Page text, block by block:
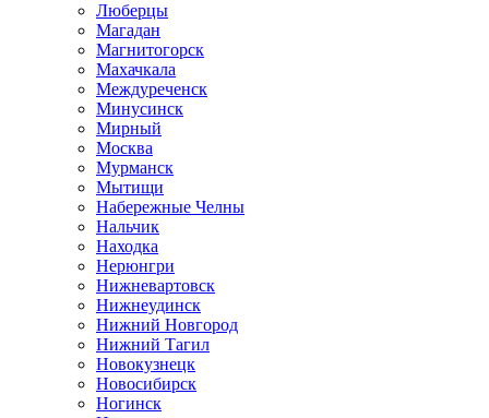
Люберцы
Магадан
Магнитогорск
Махачкала
Междуреченск
Минусинск
Мирный
Москва
Мурманск
Мытищи
Набережные Челны
Нальчик
Находка
Нерюнгри
Нижневартовск
Нижнеудинск
Нижний Новгород
Нижний Тагил
Новокузнецк
Новосибирск
Ногинск